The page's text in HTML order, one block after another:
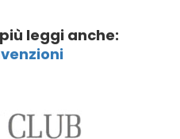
leggi anche: